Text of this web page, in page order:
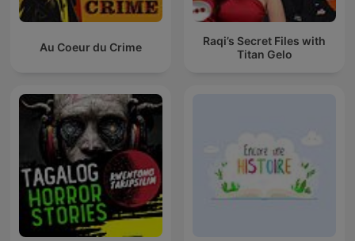
Au Coeur du Crime
Raqi’s Secret Files with
Titan Gelo